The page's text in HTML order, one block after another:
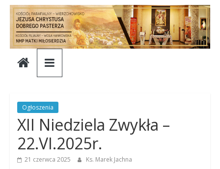
Skip
content
Parafia
Chrystusa
Dobrego
Ogłoszenia
XII Niedziela Zwykła –
22.VI.2025r.
21 czerwca 2025 Ks. Marek Jachna